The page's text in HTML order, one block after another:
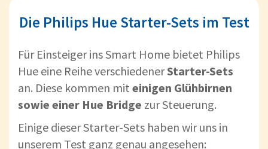
Die Philips Hue Starter-Sets im Test
Für Einsteiger ins Smart Home bietet Philips
Hue eine Reihe verschiedenerStarter-Sets
an. Diese kommen mit einigen Glühbirnen
sowie einer Hue Bridge zur Steuerung.
Einige dieser Starter-Sets haben wir uns in
unserem Test ganz genau angesehen: